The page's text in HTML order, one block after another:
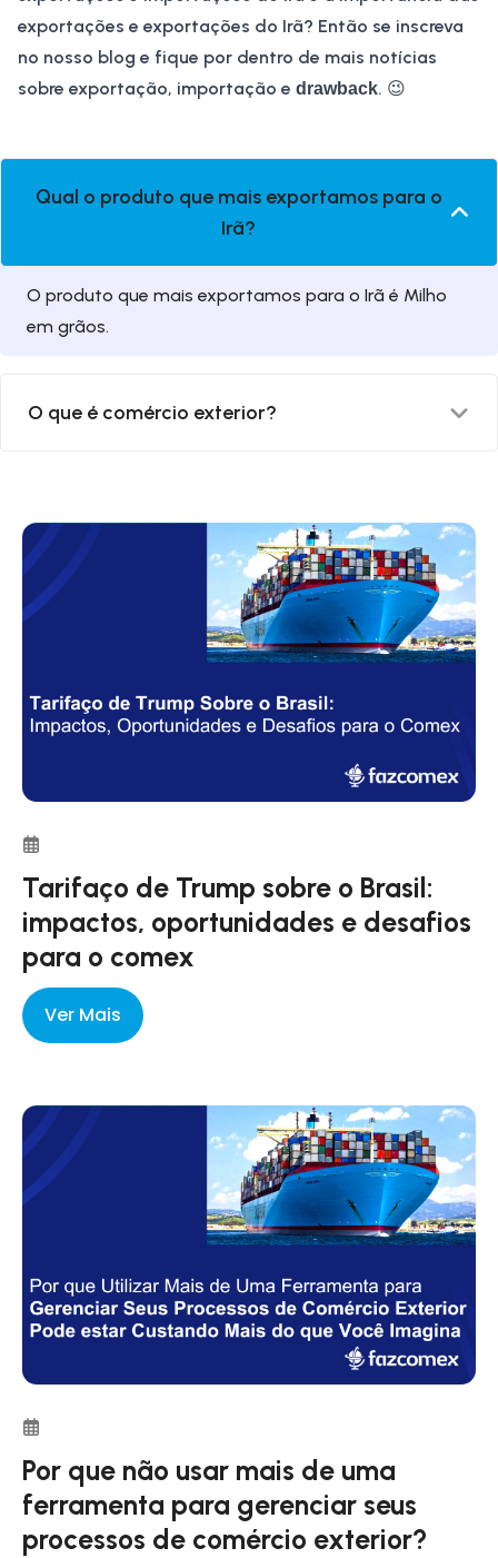
exportações e exportações do Irã? Então se inscreva
no nosso blog e fique por dentro de mais notícias
sobre exportação, importação e drawback. 😉
Qual o produto que mais exportamos para o
Irã?
O produto que mais exportamos para o Irã é Milho
em grãos.
O que é comércio exterior?
maioria dos países, ele representa uma grande
porcentagem do PIB.
Tarifaço de Trump sobre o Brasil:
impactos, oportunidades e desafios
para o comex
Ver Mais
Por que não usar mais de uma
ferramenta para gerenciar seus
processos de comércio exterior?